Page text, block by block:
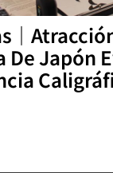
｜
De Japón